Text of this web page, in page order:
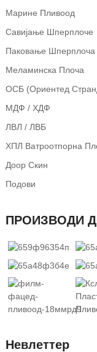
Марине Пливоод
Савијање Шперплоче
Паковање Шперплоча
Меламинска Плоча
ОСБ (Ориентед
МДФ / ХДФ
ЛВЛ / ЛВБ
ХПЛ Ватроотпорна
Доор Скин
Подови
ПРОИЗВОДИ
Невлеттер